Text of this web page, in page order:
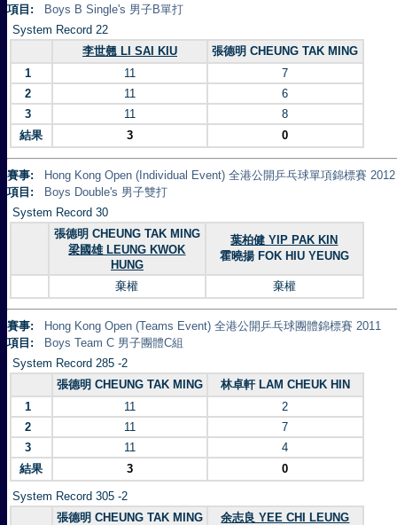
項目:
Boys B Single's 男子B單打
System Record 22
李世翹 LI SAI KIU
張德明 CHEUNG TAK MING
1
11
7
2
11
6
3
11
8
結果
3 0
賽事:
Hong Kong Open (Individual Event) 全港公開乒乓球單項錦標賽 2012
項目:
Boys Double's 男子雙打
System Record 30
張德明 CHEUNG TAK MING
梁國雄 LEUNG KWOK
HUNG
葉柏健 YIP PAK KIN
霍曉揚 FOK HIU YEUNG
棄權 棄權
賽事:
Hong Kong Open (Teams Event) 全港公開乒乓球團體錦標賽 2011
項目:
Boys Team C 男子團體C組
System Record 285 -2
張德明 CHEUNG TAK MING
林卓軒 LAM CHEUK HIN
1
11
2
2
11
7
3
11
4
結果
3 0
System Record 305 -2
張德明 CHEUNG TAK MING
余志良 YEE CHI LEUNG